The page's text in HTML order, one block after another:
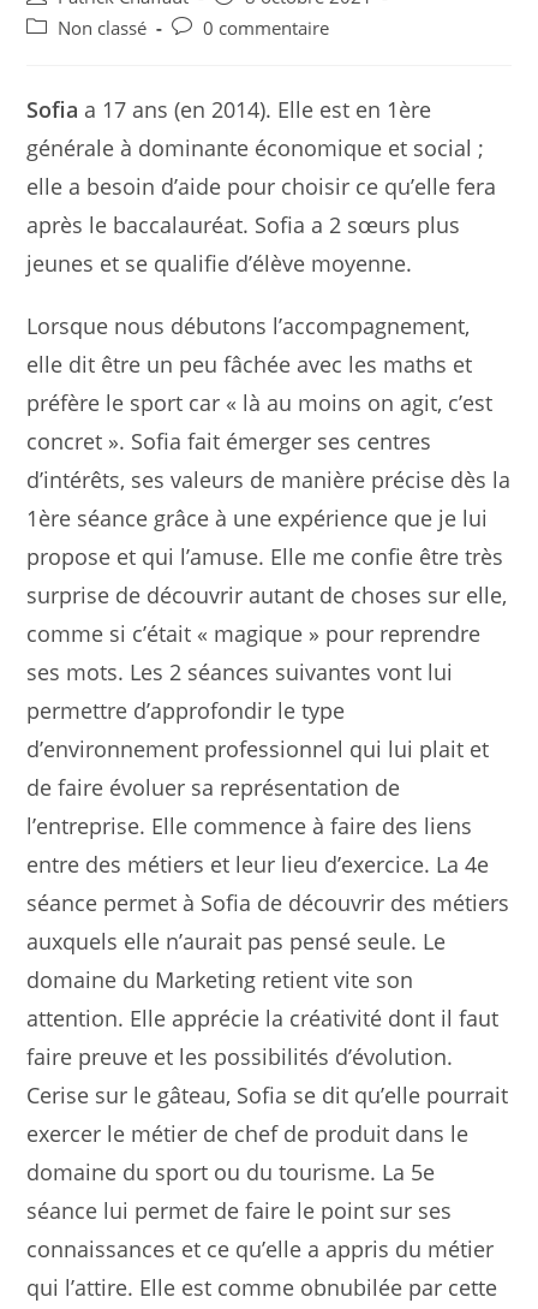
author:
published:
PostNon classé
Post0 commentaire
Sofia a 17 ans (en 2014). Elle est en 1ère
générale à dominante économique et social ;
elle a besoin d’aide pour choisir ce qu’elle fera
après le baccalauréat. Sofia a 2 sœurs plus
jeunes et se qualifie d’élève moyenne.
Lorsque nous débutons l’accompagnement,
elle dit être un peu fâchée avec les maths et
préfère le sport car « là au moins on agit, c’est
concret ». Sofia fait émerger ses centres
d’intérêts, ses valeurs de manière précise dès la
1ère séance grâce à une expérience que je lui
propose et qui l’amuse. Elle me confie être très
surprise de découvrir autant de choses sur elle,
comme si c’était « magique » pour reprendre
ses mots. Les 2 séances suivantes vont lui
permettre d’approfondir le type
d’environnement professionnel qui lui plait et
de faire évoluer sa représentation de
l’entreprise. Elle commence à faire des liens
entre des métiers et leur lieu d’exercice. La 4e
séance permet à Sofia de découvrir des métiers
auxquels elle n’aurait pas pensé seule. Le
domaine du Marketing retient vite son
attention. Elle apprécie la créativité dont il faut
faire preuve et les possibilités d’évolution.
Cerise sur le gâteau, Sofia se dit qu’elle pourrait
exercer le métier de chef de produit dans le
domaine du sport ou du tourisme. La 5e
séance lui permet de faire le point sur ses
connaissances et ce qu’elle a appris du métier
qui l’attire. Elle est comme obnubilée par cette